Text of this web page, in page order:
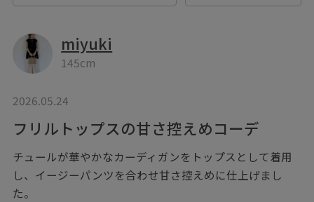
miyuki
145cm
2026.05.24
フリルトップスの甘さ控えめコーデ
チュールが華やかなカーディガンをトップスとして着用
し、イージーパンツを合わせ甘さ控えめに仕上げまし
た。